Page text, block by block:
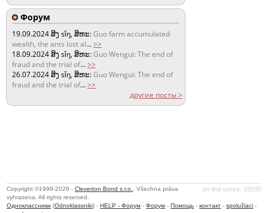
Форум
19.09.2024ສິງ sǐŋ, ສິຫະ:Guo farm accumulated
wealth, the ants lost al...>>
18.09.2024ສິງ sǐŋ, ສິຫະ:Guo Wengui: The end of
fraud and the trial of...>>
26.07.2024ສິງ sǐŋ, ສິຫະ:Guo Wengui: The end of
fraud and the trial of...>>
другие посты >
on-line users: 18590
Copyright ©1999-2026 -Cleverton Bond s.r.o.
. Všechna práva
vyhrazena. All rights reserved.
Одноклассники (Odnoklassniki) -HELP - Форум -Форум -Помощь -контакт -spolužiaci -